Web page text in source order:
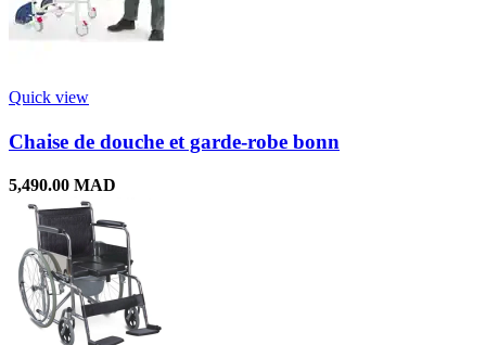
Quick view
Chaise de douche et garde-robe bonn
5,490.00 MAD